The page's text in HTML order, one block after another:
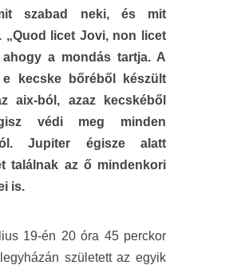
szabad neki, és mit
„Quod licet Jovi, non licet
ahogy a mondás tartja. A
kecske bőréből készült
aix-ból, azaz kecskéből
védi meg minden
Jupiter égisze alatt
találnak az ő mindenkori
is.
19-én 20 óra 45 perckor
született az egyik